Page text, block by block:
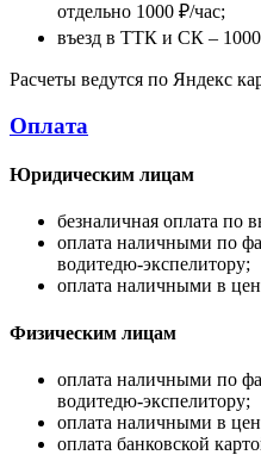
отдельно 1000 ₽/час;
въезд в ТТК и СК –
Расчеты ведутся по Яндекс
Оплата
Юридическим лицам
безналичная оплата по
оплата наличными по
водитедю-экспелитору;
оплата наличными в
Физическим лицам
оплата наличными по
водитедю-экспелитору;
оплата наличными в
оплата банковской